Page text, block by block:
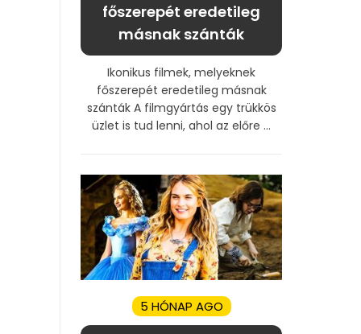
főszerepét eredetileg
másnak szánták
Ikonikus filmek, melyeknek
főszerepét eredetileg másnak
szánták A filmgyártás egy trükkös
üzlet is tud lenni, ahol az előre ...
5 HÓNAP AGO